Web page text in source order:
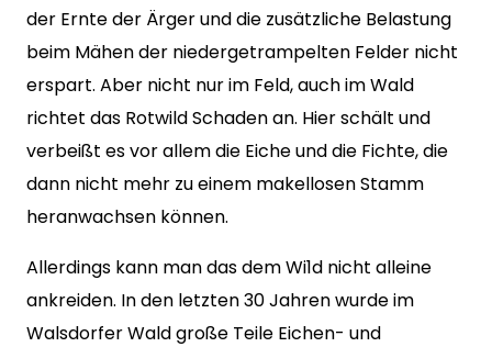
der Ernte der Ärger und die zusätzliche Belastung
beim Mähen der niedergetrampelten Felder nicht
erspart. Aber nicht nur im Feld, auch im Wald
richtet das Rotwild Schaden an. Hier schält und
verbeißt es vor allem die Eiche und die Fichte, die
dann nicht mehr zu einem makellosen Stamm
heranwachsen können.
Allerdings kann man das dem Wi1d nicht alleine
ankreiden. In den letzten 30 Jahren wurde im
Walsdorfer Wald große Teile Eichen- und